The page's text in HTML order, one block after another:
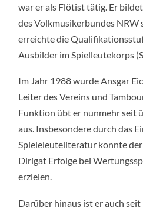
war er als Flötist tätig. Er
des Volkmusikerbundes NRW
erreichte die
Ausbilder im Spielleutekorps
Im Jahr 1988 wurde Ansgar
Leiter des Vereins und
Funktion übt er nunmehr seit
aus. Insbesondere durch das
Spieleleuteliteratur konnte
Dirigat Erfolge bei
erzielen.
Darüber hinaus ist er auch